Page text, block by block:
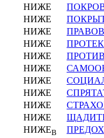
НИЖЕ
НИЖЕ
НИЖЕ
НИЖЕ
НИЖЕ
НИЖЕ
НИЖЕ
НИЖЕ
НИЖЕ
НИЖЕ
НИЖЕВ